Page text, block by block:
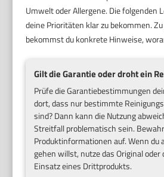
Umwelt oder Allergene. Die folgenden
deine Prioritäten klar zu bekommen.
bekommst du konkrete Hinweise,
Gilt die Garantie oder droht ein
Prüfe die Garantiebestimmungen
dort, dass nur bestimmte
sind? Dann kann die Nutzung
Streitfall problematisch sein.
Produktinformationen auf. Wenn du
gehen willst, nutze das Original
Einsatz eines Drittprodukts.